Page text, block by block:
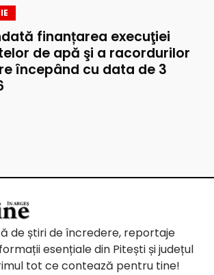
finanțarea execuţiei
de apă şi a racordurilor
începând cu data de 3
de știri de încredere, reportaje
esențiale din Pitești și județul
tot ce contează pentru tine!